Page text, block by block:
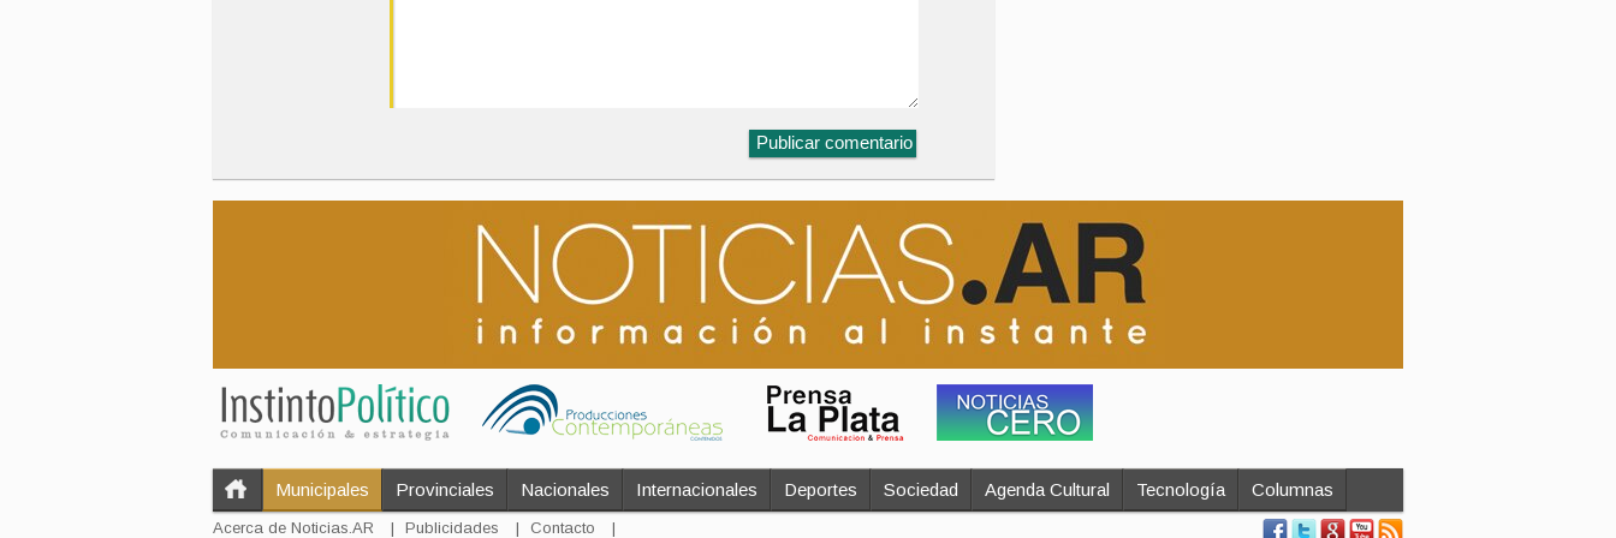
Municipales Provinciales Nacionales Internacionales Deportes Sociedad Agenda Cultural Tecnología Columnas
Acerca de Noticias.AR Publicidades Contacto